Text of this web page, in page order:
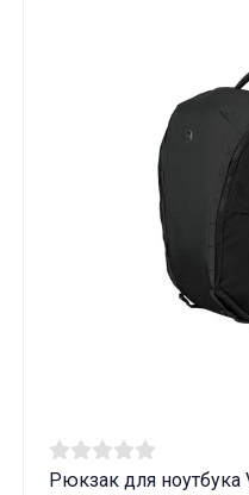
Рюкзак для ноутбука